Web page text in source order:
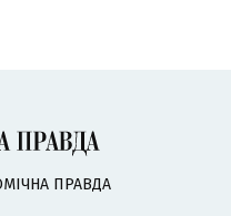
ПРАВДА